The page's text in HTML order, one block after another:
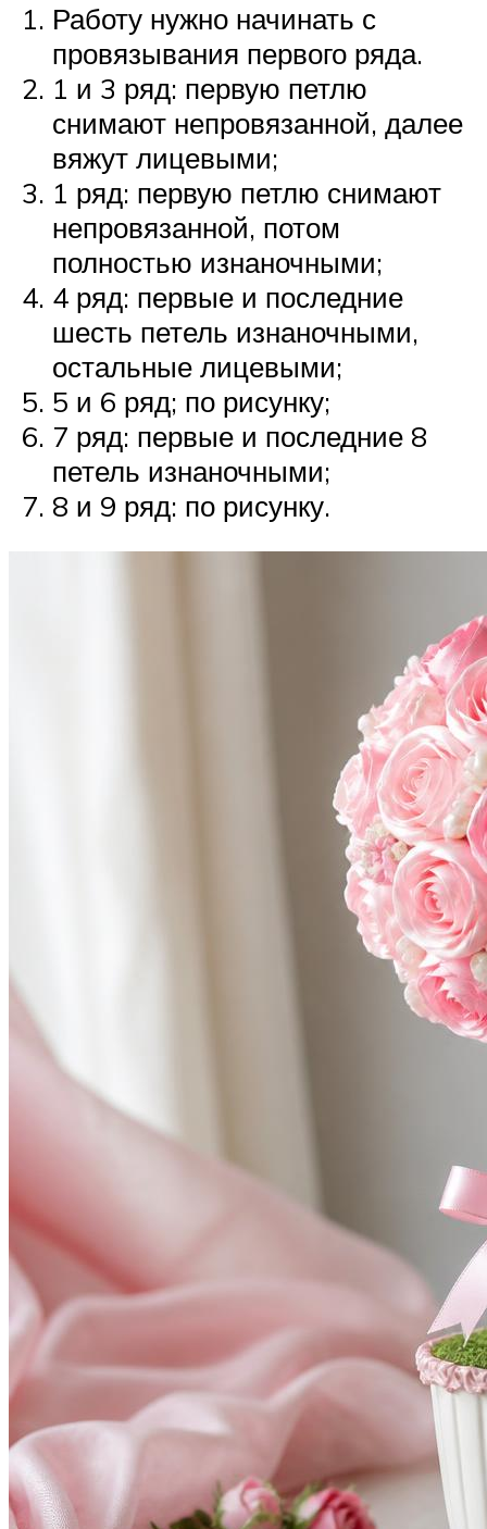
Работу нужно начинать с
провязывания первого ряда.
1 и 3 ряд: первую петлю
снимают непровязанной, далее
вяжут лицевыми;
1 ряд: первую петлю снимают
непровязанной, потом
полностью изнаночными;
4 ряд: первые и последние
шесть петель изнаночными,
остальные лицевыми;
5 и 6 ряд; по рисунку;
7 ряд: первые и последние 8
петель изнаночными;
8 и 9 ряд: по рисунку.